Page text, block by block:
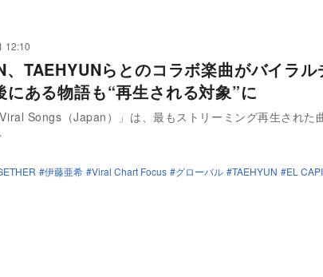
12:10
TAEHYUNらとのコラボ楽曲がバイラル
ある物語も“再生される対象”に
Songs（Japan）」は、最もストリーミング再生された
伊藤亜希 Viral Chart Focus グローバル TAEHYUN EL